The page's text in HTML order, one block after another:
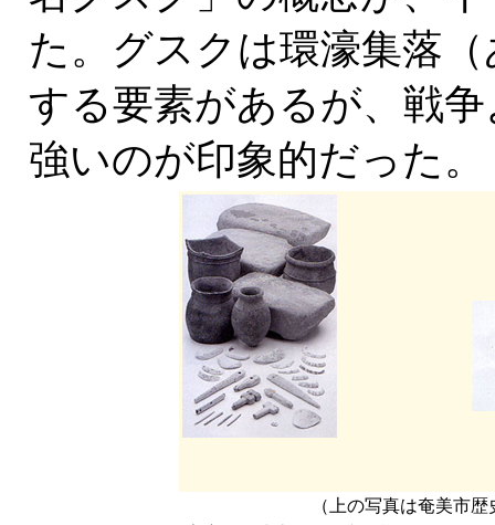
た。グスクは環濠集落
する要素があるが、戦
強いのが印象的だった。
（上の写真は奄美市